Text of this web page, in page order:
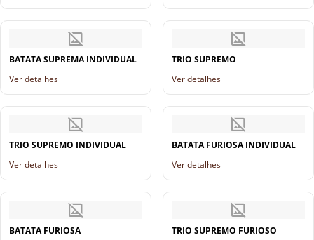
BATATA SUPREMA INDIVIDUAL
Ver detalhes
TRIO SUPREMO
Ver detalhes
TRIO SUPREMO INDIVIDUAL
Ver detalhes
BATATA FURIOSA INDIVIDUAL
Ver detalhes
BATATA FURIOSA
TRIO SUPREMO FURIOSO